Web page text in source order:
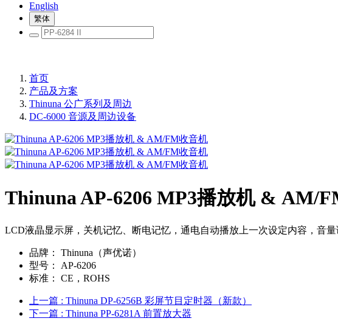
English
繁体
首页
产品及方案
Thinuna 公广系列及周边
DC-6000 音源及周边设备
Thinuna AP-6206 MP3播放机 & AM/
LCD液晶显示屏，关机记忆、断电记忆，通电自动播放上一次设定内容，音量
品牌：
Thinuna（声优诺）
型号：
AP-6206
标准：
CE，ROHS
上一篇 : Thinuna DP-6256B 彩屏节目定时器（新款）
下一篇 : Thinuna PP-6281A 前置放大器